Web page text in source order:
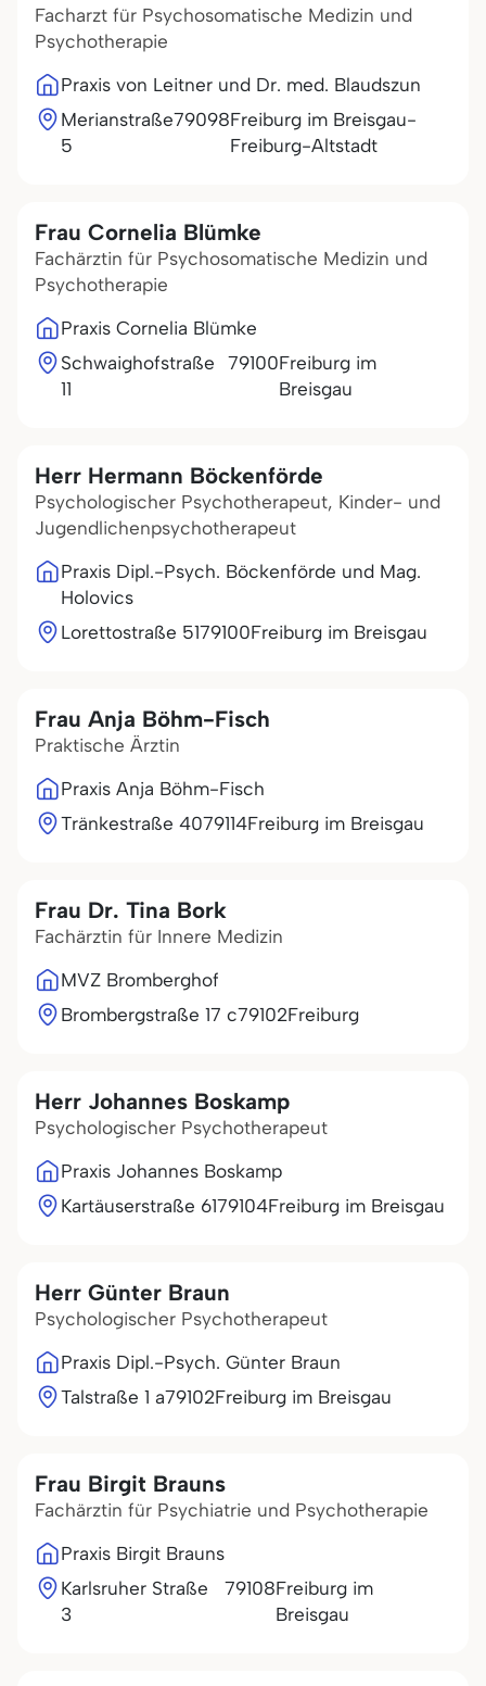
Facharzt für Psychosomatische Medizin und
Psychotherapie
Praxis von Leitner und Dr. med. Blaudszun
Merianstraße
5
79098Freiburg im Breisgau-
Freiburg-Altstadt
Frau Cornelia Blümke
Fachärztin für Psychosomatische Medizin und
Psychotherapie
Praxis Cornelia Blümke
Schwaighofstraße
11
79100Freiburg im
Breisgau
Herr Hermann Böckenförde
Psychologischer Psychotherapeut, Kinder- und
Jugendlichenpsychotherapeut
Praxis Dipl.-Psych. Böckenförde und Mag.
Holovics
Lorettostraße 5179100Freiburg im Breisgau
Frau Anja Böhm-Fisch
Praktische Ärztin
Praxis Anja Böhm-Fisch
Tränkestraße 4079114Freiburg im Breisgau
Frau Dr. Tina Bork
Fachärztin für Innere Medizin
MVZ Bromberghof
Brombergstraße 17 c79102Freiburg
Herr Johannes Boskamp
Psychologischer Psychotherapeut
Praxis Johannes Boskamp
Kartäuserstraße 6179104Freiburg im Breisgau
Herr Günter Braun
Psychologischer Psychotherapeut
Praxis Dipl.-Psych. Günter Braun
Talstraße 1 a79102Freiburg im Breisgau
Frau Birgit Brauns
Fachärztin für Psychiatrie und Psychotherapie
Praxis Birgit Brauns
Karlsruher Straße
3
79108Freiburg im
Breisgau